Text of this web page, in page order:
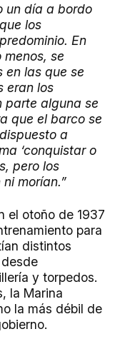
un día a bordo
los
En
se
en las que se
eran los
parte alguna se
que el barco se
a
‘conquistar o
pero los
morían.”
el otoño de 1937
para
distintos
y torpedos.
la Marina
la más débil de